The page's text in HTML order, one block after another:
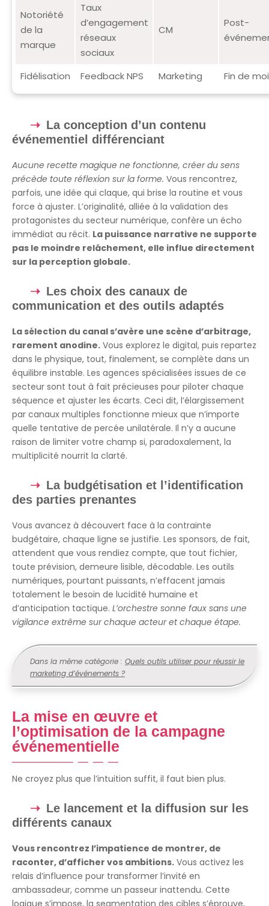
Notoriété
de la
marque
Taux
d’engagement
réseaux
sociaux
CM
Post-
Fidélisation Feedback NPS Marketing Fin de
La conception d’un contenu
événementiel différenciant
Aucune recette magique ne fonctionne, créer du sens
précède toute réflexion sur la forme. Vous rencontrez,
parfois, une idée qui claque, qui brise la routine et vous
force à ajuster. L’originalité, alliée à la validation des
protagonistes du secteur numérique, confère un écho
immédiat au récit. La puissance narrative ne supporte
pas le moindre relâchement, elle influe directement
sur la perception globale.
Les choix des canaux de
communication et des outils adaptés
La sélection du canal s’avère une scène d’arbitrage,
rarement anodine. Vous explorez le digital, puis repartez
dans le physique, tout, finalement, se complète dans un
équilibre instable. Les agences spécialisées issues de ce
secteur sont tout à fait précieuses pour piloter chaque
séquence et ajuster les écarts. Ceci dit, l’élargissement
par canaux multiples fonctionne mieux que n’importe
quelle tentative de percée unilatérale. Il n’y a aucune
raison de limiter votre champ si, paradoxalement, la
multiplicité nourrit la clarté.
La budgétisation et l’identification
des parties prenantes
Vous avancez à découvert face à la contrainte
budgétaire, chaque ligne se justifie. Les sponsors, de fait,
attendent que vous rendiez compte, que tout fichier,
toute prévision, demeure lisible, décodable. Les outils
numériques, pourtant puissants, n’effacent jamais
totalement le besoin de lucidité humaine et
d’anticipation tactique. L’orchestre sonne faux sans une
vigilance extrême sur chaque acteur et chaque étape.
Dans la même catégorie : Quels outils utiliser pour réussir le
marketing d’événements ?
La mise en œuvre et
l’optimisation de la campagne
événementielle
Ne croyez plus que l’intuition suffit, il faut bien plus.
Le lancement et la diffusion sur les
différents canaux
Vous rencontrez l’impatience de montrer, de
raconter, d’afficher vos ambitions. Vous activez les
relais d’influence pour transformer l’invité en
ambassadeur, comme un passeur inattendu. Cette
logique s’impose, la segmentation des cibles s’éprouve,